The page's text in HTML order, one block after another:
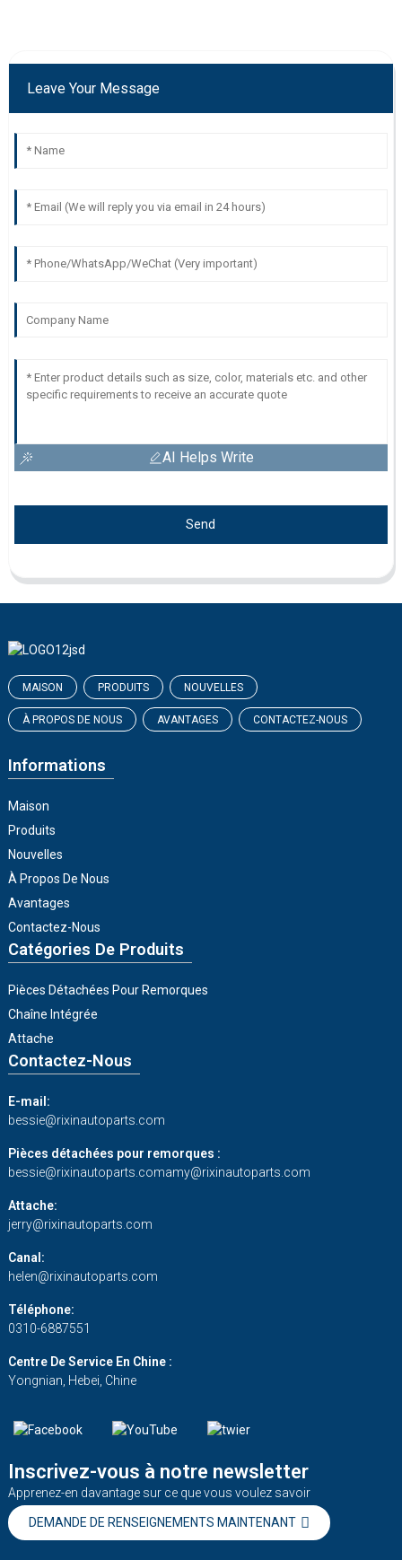
Leave Your Message
AI Helps Write
Send
MAISON PRODUITS NOUVELLES
À PROPOS DE NOUS AVANTAGES CONTACTEZ-NOUS
Informations
Maison
Produits
Nouvelles
À Propos De Nous
Avantages
Contactez-Nous
Catégories De Produits
Pièces Détachées Pour Remorques
Chaîne Intégrée
Attache
Contactez-Nous
E-mail:
bessie@rixinautoparts.com
Pièces détachées pour remorques :
bessie@rixinautoparts.comamy@rixinautoparts.com
Attache:
jerry@rixinautoparts.com
Canal:
helen@rixinautoparts.com
Téléphone:
0310-6887551
Centre De Service En Chine :
Yongnian, Hebei, Chine
Inscrivez-vous à notre newsletter
Apprenez-en davantage sur ce que vous voulez savoir
DEMANDE DE RENSEIGNEMENTS MAINTENANT